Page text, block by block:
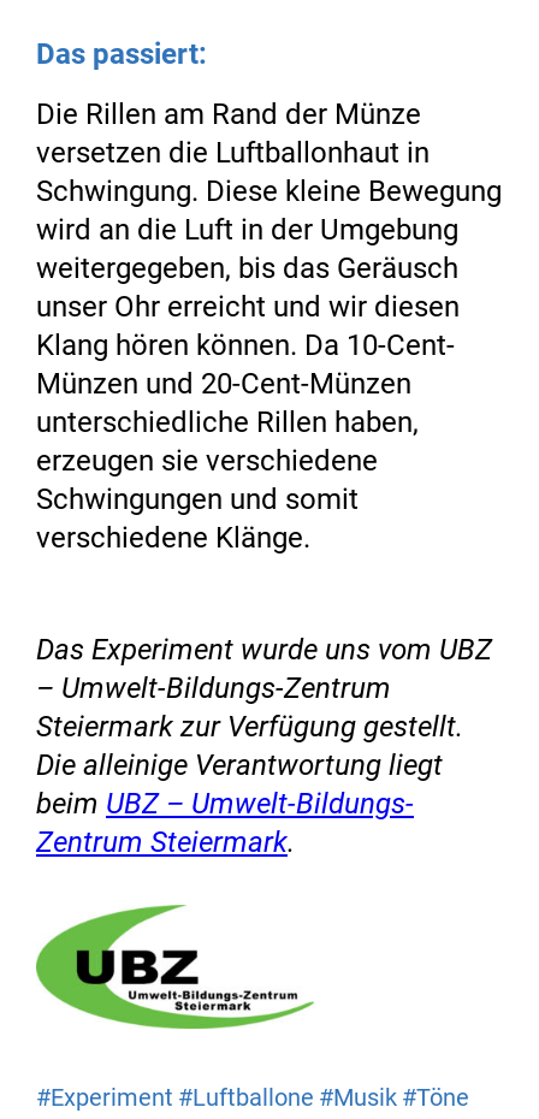
Das passiert:
Die Rillen am Rand der Münze
versetzen die Luftballonhaut in
Schwingung. Diese kleine Bewegung
wird an die Luft in der Umgebung
weitergegeben, bis das Geräusch
unser Ohr erreicht und wir diesen
Klang hören können. Da 10-Cent-
Münzen und 20-Cent-Münzen
unterschiedliche Rillen haben,
erzeugen sie verschiedene
Schwingungen und somit
verschiedene Klänge.
Das Experiment wurde uns vom UBZ
– Umwelt-Bildungs-Zentrum
Steiermark zur Verfügung gestellt.
Die alleinige Verantwortung liegt
beim UBZ – Umwelt-Bildungs-
Zentrum Steiermark.
#Experiment #Luftballone #Musik #Töne